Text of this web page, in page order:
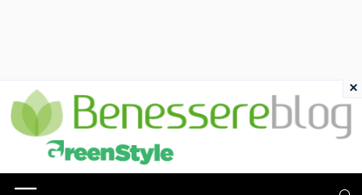
×